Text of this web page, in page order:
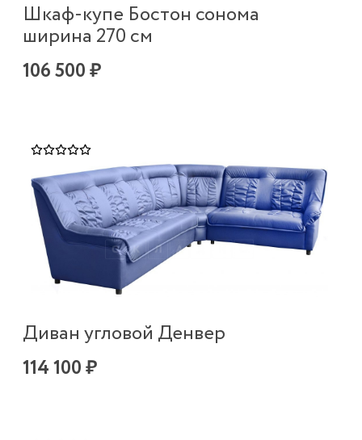
Шкаф-купе Бостон сонома
ширина 270 см
106 500 ₽
Диван угловой Денвер
114 100 ₽